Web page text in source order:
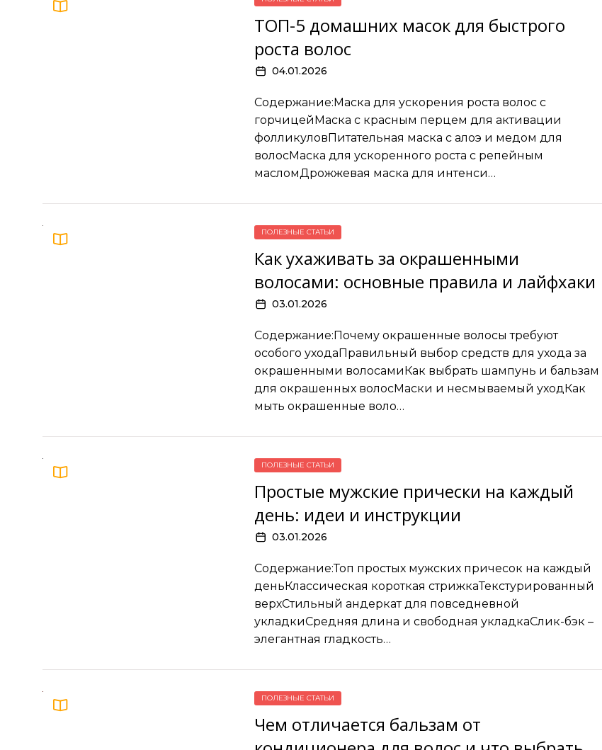
ТОП-5 домашних масок для быстрого
роста волос
04.01.2026
Содержание:Маска для ускорения роста волос с
горчицейМаска с красным перцем для активации
фолликуловПитательная маска с алоэ и медом для
волосМаска для ускоренного роста с репейным
масломДрожжевая маска для интенси…
ПОЛЕЗНЫЕ СТАТЬИ
Как ухаживать за окрашенными
волосами: основные правила и лайфхаки
03.01.2026
Содержание:Почему окрашенные волосы требуют
особого уходаПравильный выбор средств для ухода за
окрашенными волосамиКак выбрать шампунь и бальзам
для окрашенных волосМаски и несмываемый уходКак
мыть окрашенные воло…
ПОЛЕЗНЫЕ СТАТЬИ
Простые мужские прически на каждый
день: идеи и инструкции
03.01.2026
Содержание:Топ простых мужских причесок на каждый
деньКлассическая короткая стрижкаТекстурированный
верхСтильный андеркат для повседневной
укладкиСредняя длина и свободная укладкаСлик-бэк –
элегантная гладкость…
ПОЛЕЗНЫЕ СТАТЬИ
Чем отличается бальзам от